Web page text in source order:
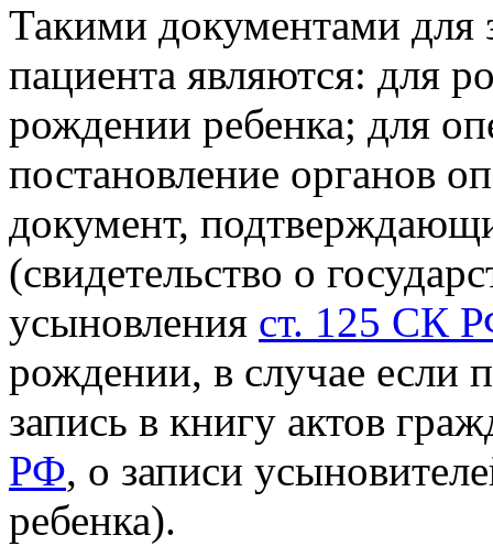
Такими документами для
пациента являются: для
рождении ребенка; для
постановление органов
документ,
(свидетельство о
усыновления ст. 125 СК
рождении, в случае если
запись в книгу актов
РФ, о записи
ребенка).